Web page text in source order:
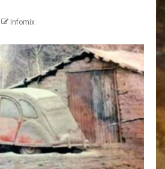
Infomix